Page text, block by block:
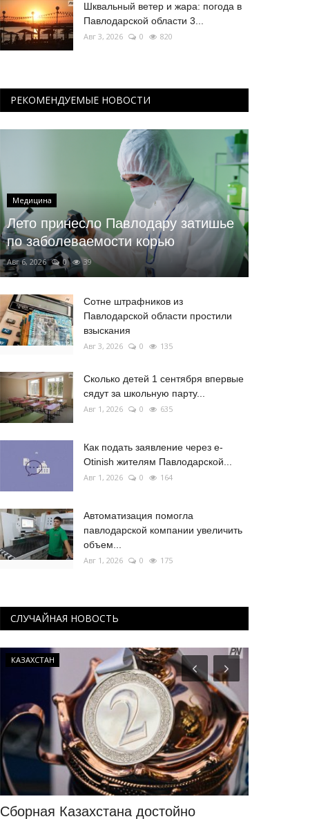
Шквальный ветер и жара: погода в
Павлодарской области 3...
Авг 3, 2026 0 820
РЕКОМЕНДУЕМЫЕ НОВОСТИ
Медицина
Лето принесло Павлодару затишье
по заболеваемости корью
Авг 6, 2026 0 39
Сотне штрафников из
Павлодарской области простили
взыскания
Авг 3, 2026 0 135
Сколько детей 1 сентября впервые
сядут за школьную парту...
Авг 1, 2026 0 635
Как подать заявление через e-
Otinish жителям Павлодарской...
Авг 1, 2026 0 164
Автоматизация помогла
павлодарской компании увеличить
объем...
Авг 1, 2026 0 175
СЛУЧАЙНАЯ НОВОСТЬ
КАЗАХСТАН
Сборная Казахстана достойно